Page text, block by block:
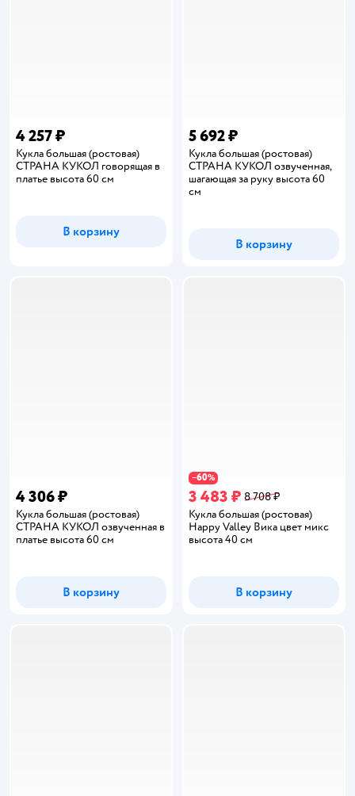
4 257 ₽
Кукла большая (ростовая)
СТРАНА КУКОЛ говорящая в
платье высота 60 см
В корзину
5 692 ₽
Кукла большая (ростовая)
СТРАНА КУКОЛ озвученная,
шагающая за руку высота 60
см
В корзину
4 306 ₽
Кукла большая (ростовая)
СТРАНА КУКОЛ озвученная в
платье высота 60 см
В корзину
−60%
3 483 ₽ 8 708 ₽
Кукла большая (ростовая)
Happy Valley Вика цвет микс
высота 40 см
В корзину